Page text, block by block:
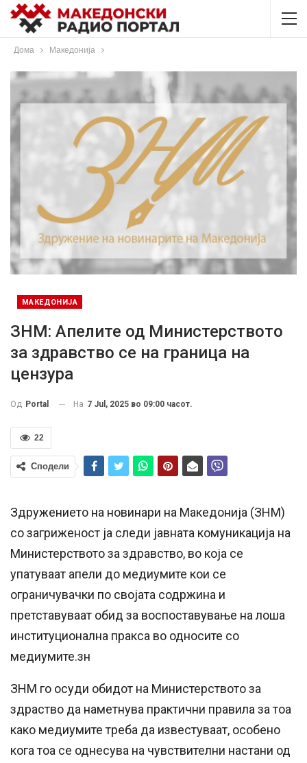
Дома Македонија
МАКЕДОНИЈА
ЗНМ: Апелите од Министерството
за здравство се на граница на
цензура
Од Portal На 7 Jul, 2025 во 09:00 часот.
22
Сподели
Здружението на новинари на Македонија (ЗНМ)
со загриженост ја следи јавната комуникација на
Министерството за здравство, во која се
упатуваат апели до медиумите кои се
ограничувачки по својата содржина и
претставуваат обид за воспоставување на лоша
институционална пракса во односите со
медиумите.зн
ЗНМ го осуди обидот на Министерството за
здраство да наметнува практични правила за тоа
како медиумите треба да известуваат, особено
кога тоа се однесува на чувствителни настани од